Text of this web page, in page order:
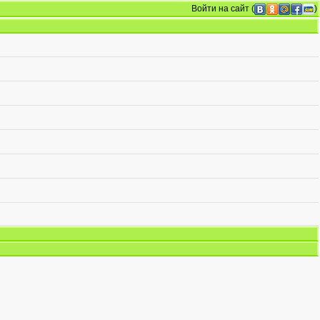
Войти на сайт (
)